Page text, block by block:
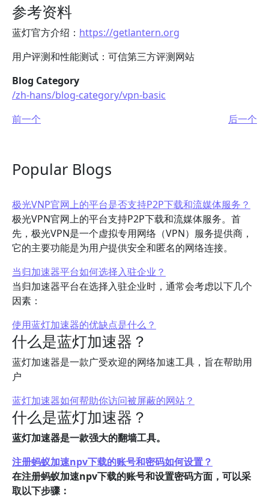
参考资料
蓝灯官方介绍： https://getlantern.org
用户评测和性能测试：可信第三方评测网站
Blog Category
/zh-hans/blog-category/vpn-basic
前一个
后一个
Popular Blogs
极光VNP官网上的平台是否支持P2P下载和流媒体服务？
极光VPN官网上的平台支持P2P下载和流媒体服务。首
先，极光VPN是一个虚拟专用网络（VPN）服务提供商，
它的主要功能是为用户提供安全和匿名的网络连接。
当归加速器平台如何选择入驻企业？
当归加速器平台在选择入驻企业时，通常会考虑以下几个
因素：
使用蓝灯加速器的优缺点是什么？
什么是蓝灯加速器？
蓝灯加速器是一款广受欢迎的网络加速工具，旨在帮助用
户
蓝灯加速器如何帮助你访问被屏蔽的网站？
什么是蓝灯加速器？
蓝灯加速器是一款强大的翻墙工具。
注册蚂蚁加速npv下载的账号和密码如何设置？
在注册蚂蚁加速npv下载的账号和设置密码方面，可以采
取以下步骤：